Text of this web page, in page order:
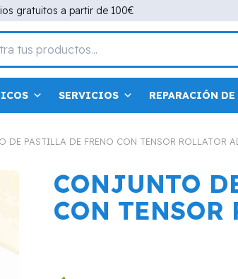
gratuitos a partir de 100€
SERVICIOS REPARACIÓN
DE PASTILLA DE FRENO CON TENSOR ROLLATOR
CONJUNTO
CON TENSOR